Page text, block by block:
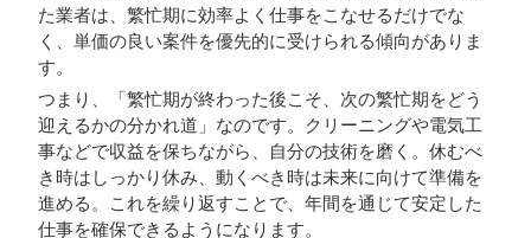
た業者は、繁忙期に効率よく仕事をこなせるだけでな
く、単価の良い案件を優先的に受けられる傾向がありま
す。
つまり、「繁忙期が終わった後こそ、次の繁忙期をどう
迎えるかの分かれ道」なのです。クリーニングや電気工
事などで収益を保ちながら、自分の技術を磨く。休むべ
き時はしっかり休み、動くべき時は未来に向けて準備を
進める。これを繰り返すことで、年間を通じて安定した
仕事を確保できるようになります。